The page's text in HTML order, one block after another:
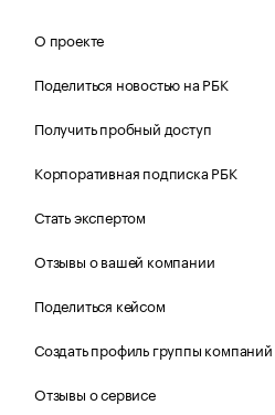
О проекте
Поделиться новостью на РБК
Получить пробный доступ
Корпоративная подписка РБК
Стать экспертом
Отзывы о вашей компании
Поделиться кейсом
Создать профиль группы компаний
Отзывы о сервисе